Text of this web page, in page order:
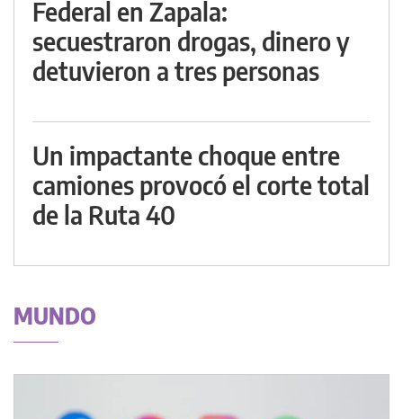
Federal en Zapala:
secuestraron drogas, dinero y
detuvieron a tres personas
Un impactante choque entre
camiones provocó el corte total
de la Ruta 40
MUNDO